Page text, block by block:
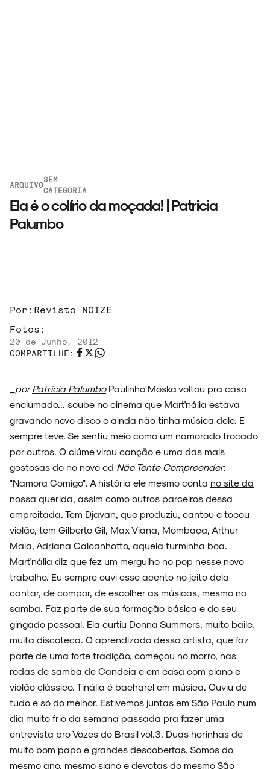
ARQUIVO
ENTREVISTAS
ESPECIAIS
FAIXA A FAIXA
NOIZE RECORD CLUB
SOBRE
ARQUIVO
SEM
CATEGORIA
Ela é o colírio da moçada! | Patricia
Palumbo
Por: Revista NOIZE
Fotos:
20 de Junho, 2012
COMPARTILHE:
_porPatricia PalumboPaulinho Moska voltou pra casa
enciumado... soube no cinema que Mart'nália estava
gravando novo disco e ainda não tinha música dele. E
sempre teve. Se sentiu meio como um namorado trocado
por outros. O ciúme virou canção e uma das mais
gostosas do no novo cd Não Tente Compreender:
"Namora Comigo". A história ele mesmo conta no site da
nossa querida , assim como outros parceiros dessa
empreitada. Tem Djavan, que produziu, cantou e tocou
violão, tem Gilberto Gil, Max Viana, Mombaça, Arthur
Maia, Adriana Calcanhotto, aquela turminha boa.
Mart'nália diz que fez um mergulho no pop nesse novo
trabalho. Eu sempre ouvi esse acento no jeito dela
cantar, de compor, de escolher as músicas, mesmo no
samba. Faz parte de sua formação básica e do seu
gingado pessoal. Ela curtiu Donna Summers, muito baile,
muita discoteca. O aprendizado dessa artista, que faz
parte de uma forte tradição, começou no morro, nas
rodas de samba de Candeia e em casa com piano e
violão clássico. Tinália é bacharel em música. Ouviu de
tudo e só do melhor. Estivemos juntas em São Paulo num
dia muito frio da semana passada pra fazer uma
entrevista pro Vozes do Brasil vol.3. Duas horinhas de
muito bom papo e grandes descobertas. Somos do
mesmo ano, mesmo signo e devotas do mesmo São